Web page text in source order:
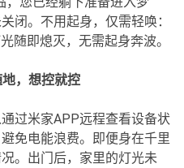
闭。不用起身，仅需轻唤：
随即熄灭，无需起身奔波。
，想控就控
过米家APP远程查看设备状
免电能浪费。即便身在千里
。出门后，家里的灯光未